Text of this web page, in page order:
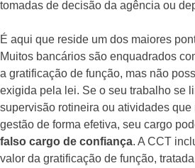
tomadas de decisão da agência ou
É aqui que reside um dos maiores
Muitos bancários são enquadrados
a gratificação de função, mas não
exigida pela lei. Se o seu trabalho se
supervisão rotineira ou atividades
gestão de forma efetiva, seu cargo
falso cargo de confiança. A CCT
valor da gratificação de função,